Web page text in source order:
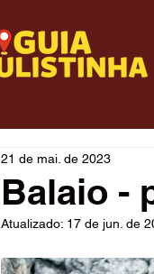
Balaio -
21 de mai. de 2023
Atualizado: 17 de jun. de